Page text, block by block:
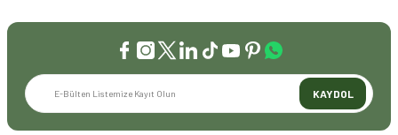
KAYDOL